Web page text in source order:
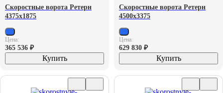
Скоростные ворота Ретерн
4375х1875
Цена:
365 536 ₽
Купить
Скоростные ворота Ретерн
4500х3375
Цена:
629 830 ₽
Купить